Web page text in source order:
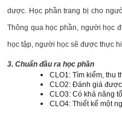
dược. Học phần trang bị cho
Thông qua học phần, người học
học tập, người học sẽ được thực
3. Chuẩn đầu ra học phần
CLO1: Tìm kiếm, thu
CLO2: Đánh giá
CLO3: Có khả năng
CLO4: Thiết kế một